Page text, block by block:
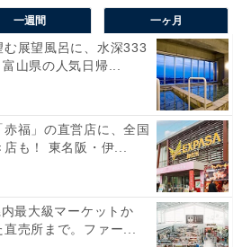
一週間 一ヶ月
展望風呂に、水深333
山県の人気日帰...
赤福」の直営店に、全国
も！ 東名阪・伊...
最大級マーケットか
直売所まで。ファー...